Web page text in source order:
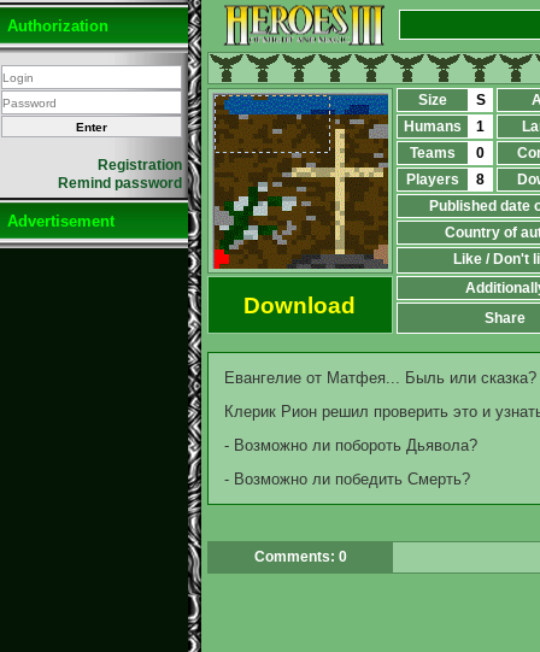
Authorization
Registration
Remind password
Advertisement
Size S
Humans
1
Teams
0
Players
8
Published date
Country of
Like / Don't
Download
Share
Евангелие от Матфея... Быль или сказка?
Клерик Рион решил проверить это и
- Возможно ли побороть Дьявола?
- Возможно ли победить Смерть?
Comments: 0